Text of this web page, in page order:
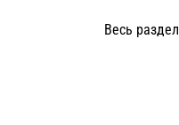
Весь раздел